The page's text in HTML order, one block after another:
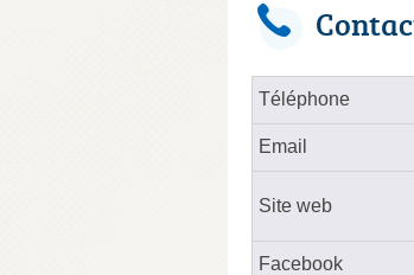
Téléphone
Email
Site web
Facebook